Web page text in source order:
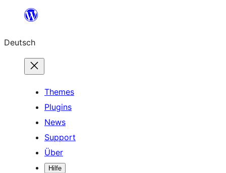
springen
Deutsch
Themes
Plugins
News
Support
Über
Hilfe